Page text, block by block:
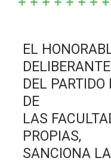
EL
DELIBERANTE
DEL PARTIDO
DE
LAS
PROPIAS,
SANCIONA